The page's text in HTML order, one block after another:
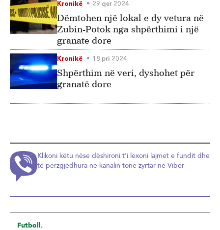
Kronikë 29 qer 2024
Dëmtohen një lokal e dy vetura në
Zubin-Potok nga shpërthimi i një
granate dore
Kronikë 18 pri 2024
Shpërthim në veri, dyshohet për
granatë dore
Klikoni këtu nëse dëshironi t'i lexoni lajmet e fundit dhe
të përzgjedhura në kanalin tonë zyrtar në Viber
Futboll.